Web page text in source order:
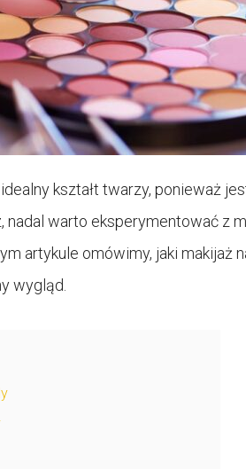
kształt twarzy, ponieważ
warto eksperymentować z
artykule omówimy, jaki makijaż
wygląd.